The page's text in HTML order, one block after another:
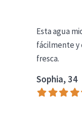
Esta agua
fácilmente y
fresca.
Sophia, 34